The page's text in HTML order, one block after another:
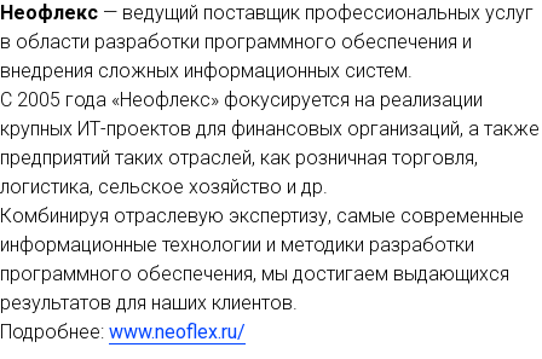
Неофлекс — ведущий поставщик профессиональных услуг
в области разработки программного обеспечения и
внедрения сложных информационных систем.
С 2005 года «Неофлекс» фокусируется на реализации
крупных ИТ-проектов для финансовых организаций, а также
предприятий таких отраслей, как розничная торговля,
логистика, сельское хозяйство и др.
Комбинируя отраслевую экспертизу, самые современные
информационные технологии и методики разработки
программного обеспечения, мы достигаем выдающихся
результатов для наших клиентов.
Подробнее: www.neoflex.ru/